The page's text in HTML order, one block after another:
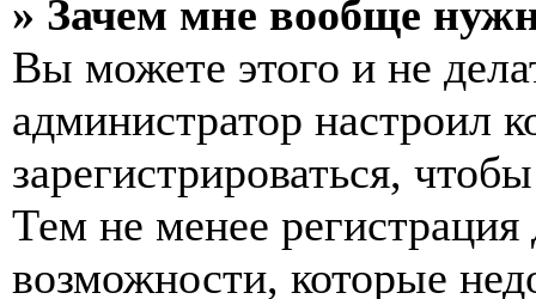
» Зачем мне вообще
Вы можете этого и не
администратор
зарегистрироваться,
Тем не менее
возможности, которые